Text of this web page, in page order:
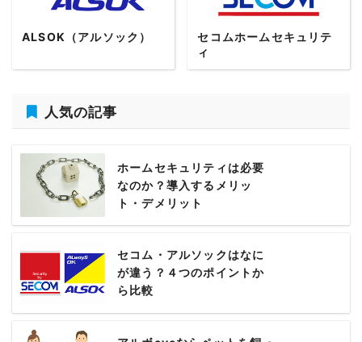
ALSOK（アルソック）
セコムホームセキュリテ
ィ
人気の記事
ホームセキュリティは必要
なのか？導入するメリッ
ト・デメリット
セコム・アルソックはなに
が違う？４つのポイントか
ら比較